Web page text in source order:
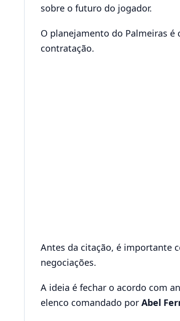
sobre o futuro do jogador.
O planejamento do Palmeiras
contratação.
Antes da citação, é importante
negociações.
A ideia é fechar o acordo com
elenco comandado por Abel